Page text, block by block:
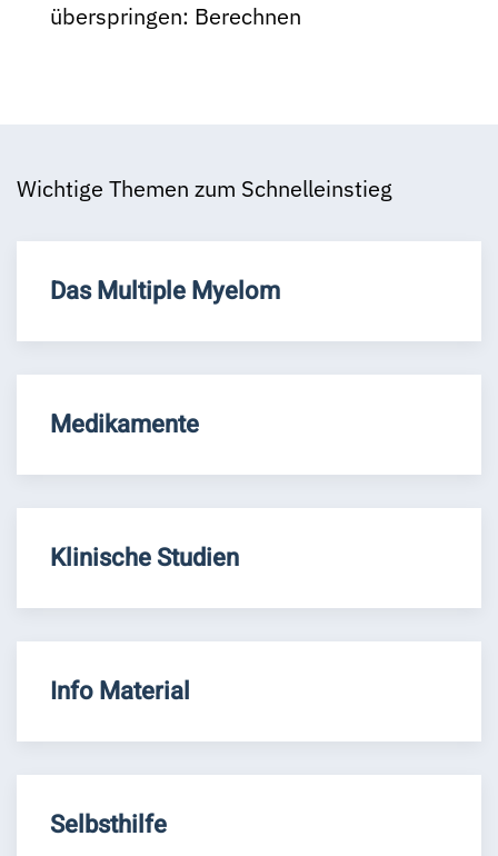
überspringen: Berechnen
Wichtige Themen zum Schnelleinstieg
Das Multiple Myelom
Medikamente
Klinische Studien
Info Material
Selbsthilfe